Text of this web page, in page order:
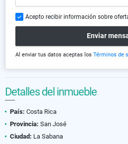
Acepto recibir información sobre
Enviar
Al enviar tus datos aceptas los Términos de
Detalles del inmueble
País: Costa Rica
Provincia: San José
Ciudad: La Sabana